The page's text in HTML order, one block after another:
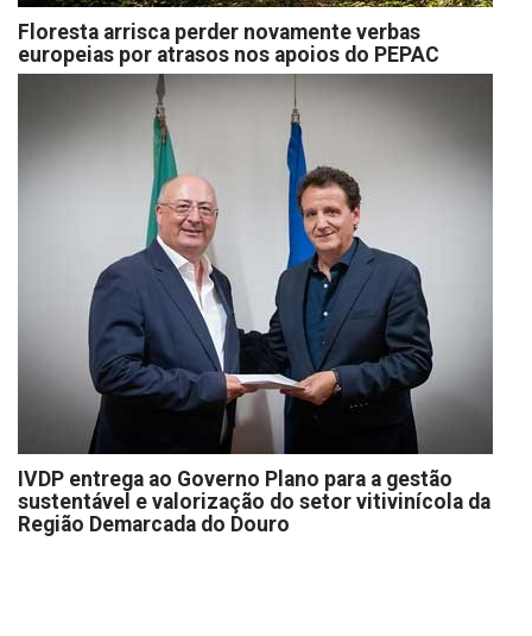
Floresta arrisca perder novamente verbas
europeias por atrasos nos apoios do PEPAC
IVDP entrega ao Governo Plano para a gestão
sustentável e valorização do setor vitivinícola da
Região Demarcada do Douro